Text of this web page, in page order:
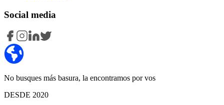
Social media
No busques más basura, la encontramos por vos
DESDE 2020